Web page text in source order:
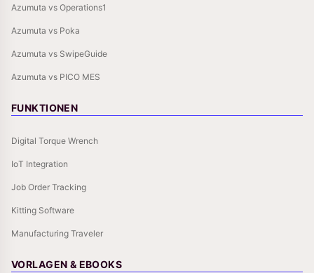
Azumuta vs Operations1
Azumuta vs Poka
Azumuta vs SwipeGuide
Azumuta vs PICO MES
FUNKTIONEN
Digital Torque Wrench
IoT Integration
Job Order Tracking
Kitting Software
Manufacturing Traveler
VORLAGEN & EBOOKS